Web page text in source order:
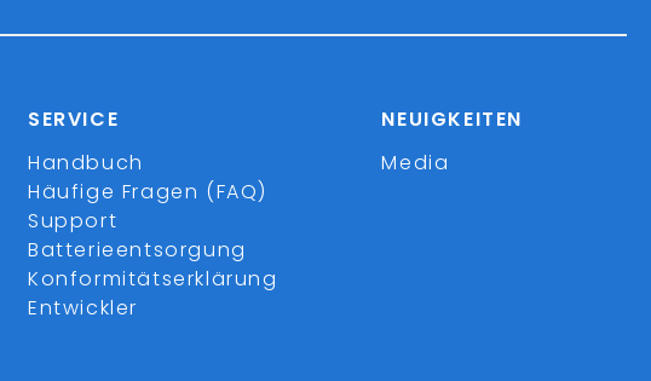
SERVICE
Handbuch
Häufige Fragen (FAQ)
Support
Batterieentsorgung
Konformitätserklärung
Entwickler
NEUIGKEITEN
Media